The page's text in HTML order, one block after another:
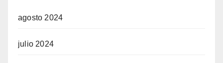
agosto 2024
julio 2024